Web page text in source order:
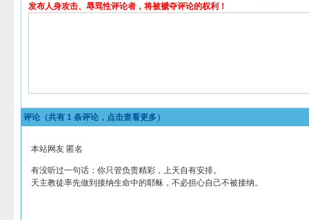
发布人身攻击、辱骂性评论者，将被褫夺评论的权利！
评论（共有 1 条评论，点击查看更多）
本站网友 匿名
有没听过一句话：你只管负责精彩，上天自有安排。
天主教徒率先做到接纳生命中的耶稣，不必担心自己不被接纳。